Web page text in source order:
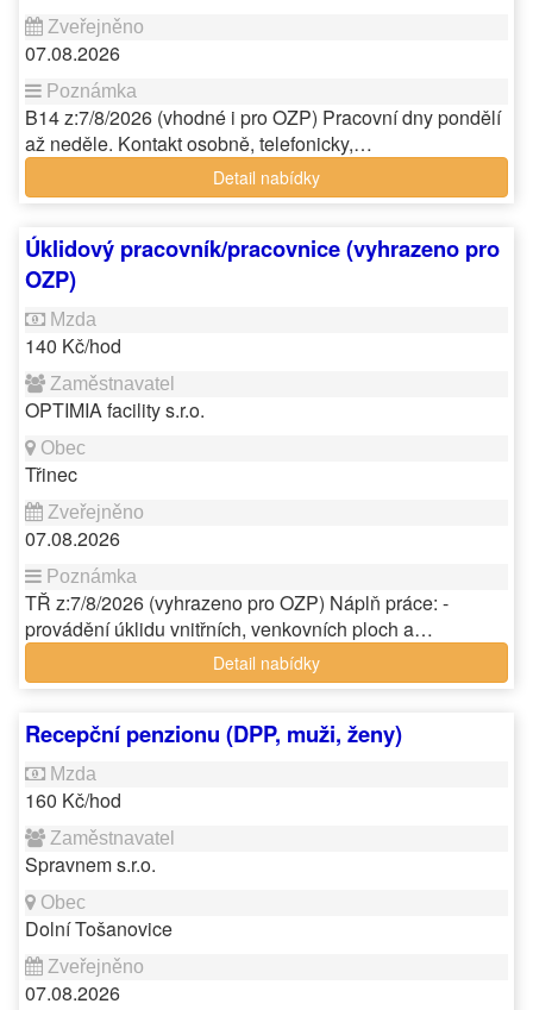
07.08.2026
B14 z:7/8/2026 (vhodné i pro OZP) Pracovní dny pondělí
až neděle. Kontakt osobně, telefonicky,…
Detail nabídky
Úklidový pracovník/pracovnice (vyhrazeno pro
OZP)
140 Kč/hod
OPTIMIA facility s.r.o.
Třinec
07.08.2026
TŘ z:7/8/2026 (vyhrazeno pro OZP) Náplň práce: -
provádění úklidu vnitřních, venkovních ploch a…
Detail nabídky
Recepční penzionu (DPP, muži, ženy)
160 Kč/hod
Spravnem s.r.o.
Dolní Tošanovice
07.08.2026